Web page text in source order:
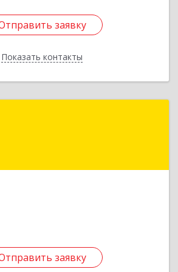
заявку
Показать контакты
заявку
Назад
заявку
г, 4-й Предпортовый
заявку